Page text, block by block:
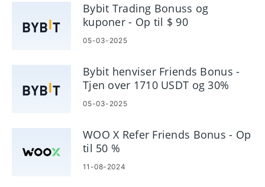
Bybit Trading Bonuss og
kuponer - Op til $ 90
brugerfordele
05-03-2025
Bybit henviser Friends Bonus -
Tjen over 1710 USDT og 30%
provision
05-03-2025
WOO X Refer Friends Bonus - Op
til 50 %
11-08-2024